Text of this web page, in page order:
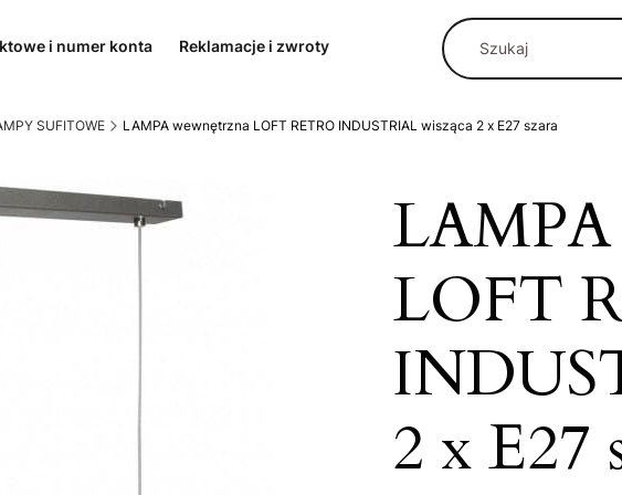
i numer konta Reklamacje i zwroty
SUFITOWE LAMPA wewnętrzna LOFT RETRO INDUSTRIAL wisząca 2 x E27 szara
LOFT
2 x E27